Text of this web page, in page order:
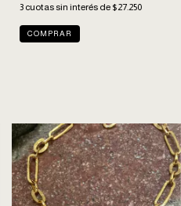
3 cuotas sin interés de $27.250